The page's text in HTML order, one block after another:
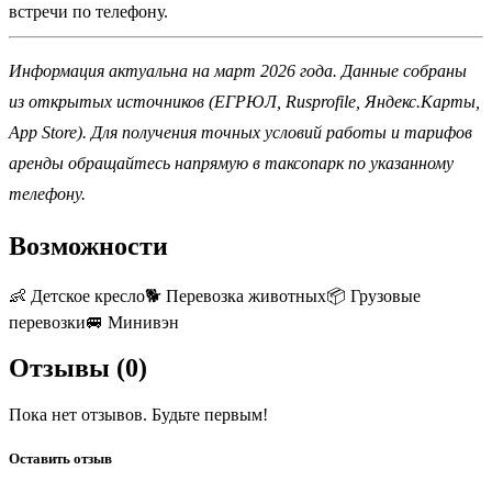
встречи по телефону.
Информация актуальна на март 2026 года. Данные собраны
из открытых источников (ЕГРЮЛ, Rusprofile, Яндекс.Карты,
App Store). Для получения точных условий работы и тарифов
аренды обращайтесь напрямую в таксопарк по указанному
телефону.
Возможности
👶 Детское кресло🐕 Перевозка животных📦 Грузовые
перевозки🚐 Минивэн
Отзывы (0)
Пока нет отзывов. Будьте первым!
Оставить отзыв